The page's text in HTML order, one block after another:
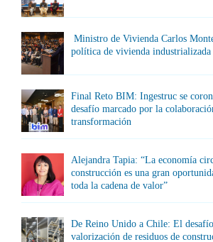
Ministro de Vivienda Carlos
política de vivienda industrializada
Final Reto BIM: Ingestruc se
desafío marcado por la
transformación
Alejandra Tapia: “La economía
construcción es una gran
toda la cadena de valor”
De Reino Unido a Chile: El
valorización de residuos de